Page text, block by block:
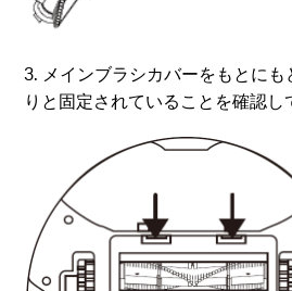
3. メインブラシカバーをもとに
りと固定されていることを確認し